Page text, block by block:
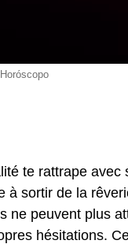
Horóscopo
te rattrape
à sortir de la
ne peuvent plus
hésitations.